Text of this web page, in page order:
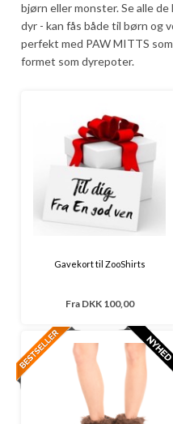
bjørn eller monster. Se alle
dyr - kan fås både til børn og
perfekt med PAW MITTS
formet som dyrepoter.
Gavekort til ZooShirts
Fra DKK 100,00